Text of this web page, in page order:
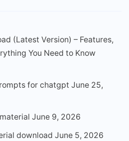
(Latest Version) – Features,
You Need to Know
for chatgpt June 25,
June 9, 2026
download June 5, 2026